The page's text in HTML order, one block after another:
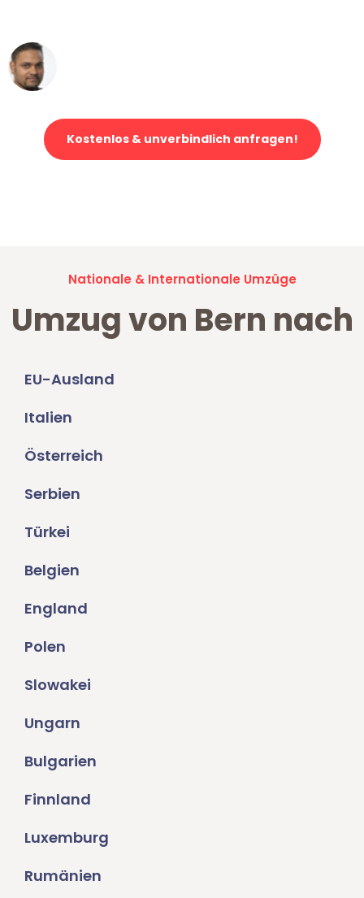
Kostenlos & unverbindlich anfragen!
Nationale & Internationale Umzüge
Umzug von Bern nach
EU-Ausland
Italien
Österreich
Serbien
Türkei
Belgien
England
Polen
Slowakei
Ungarn
Bulgarien
Finnland
Luxemburg
Rumänien